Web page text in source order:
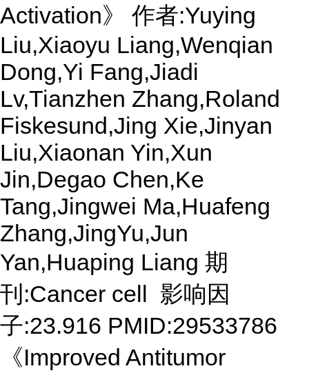
Activation》 作者:Yuying
Liu,Xiaoyu Liang,Wenqian
Dong,Yi Fang,Jiadi
Lv,Tianzhen Zhang,Roland
Fiskesund,Jing Xie,Jinyan
Liu,Xiaonan Yin,Xun
Jin,Degao Chen,Ke
Tang,Jingwei Ma,Huafeng
Zhang,JingYu,Jun
Yan,Huaping Liang 期
刊:Cancer cell 影响因
子:23.916 PMID:29533786
《Improved Antitumor